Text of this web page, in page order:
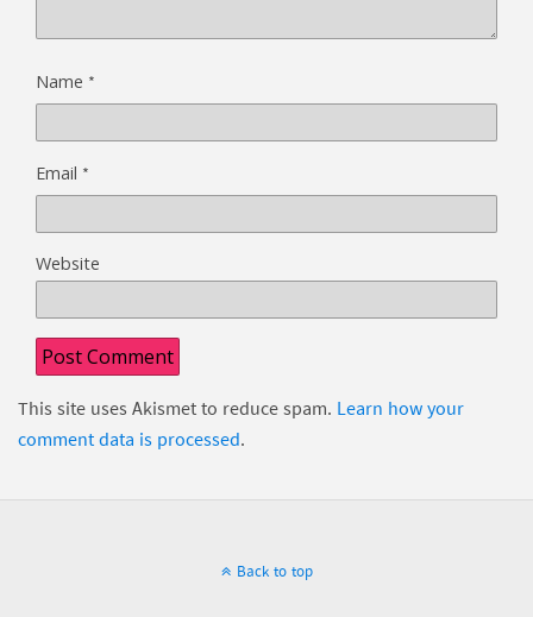
Name *
Email *
Website
This site uses Akismet to reduce spam. Learn how your
comment data is processed.
Back to top